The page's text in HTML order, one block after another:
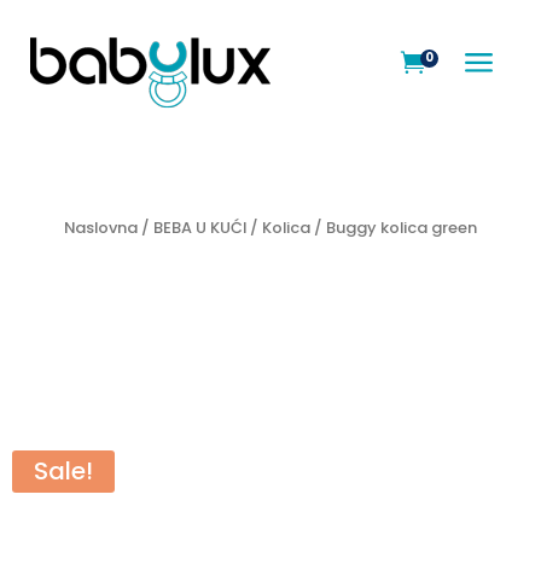
a
0
Naslovna/ BEBA U KUĆI/ Kolica/ Buggy kolica green
Sale!